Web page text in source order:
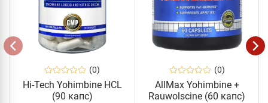
(0)
Hi-Tech Yohimbine HCL
(90 капс)
(0)
AllMax Yohimbine +
Rauwolscine (60 капс)